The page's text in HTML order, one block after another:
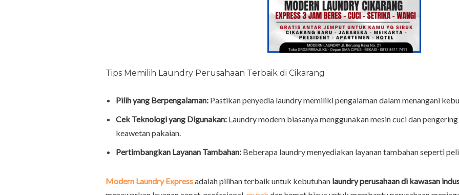
Tips Memilih Laundry Perusahaan Terbaik di Cikarang
Pilih yang Berpengalaman: Pastikan penyedia laundry memiliki pengalaman dalam menangani
Cek Teknologi yang Digunakan: Laundry modern biasanya menggunakan mesin cuci dan
keawetan pakaian.
Pertimbangkan Layanan Tambahan: Beberapa laundry menyediakan layanan tambahan seperti
Modern Laundry Expressadalah pilihan terbaik untuk kebutuhan laundry perusahaan di kawasan